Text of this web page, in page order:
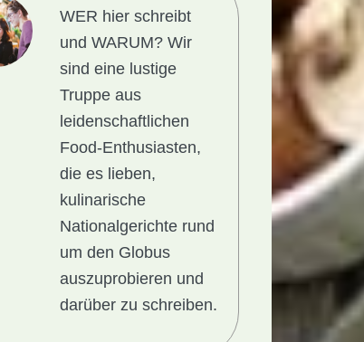
WER hier schreibt
und WARUM?Wir
sind eine lustige
Truppe aus
leidenschaftlichen
Food-Enthusiasten,
die es lieben,
kulinarische
Nationalgerichte rund
um den Globus
auszuprobieren und
darüber zu schreiben.